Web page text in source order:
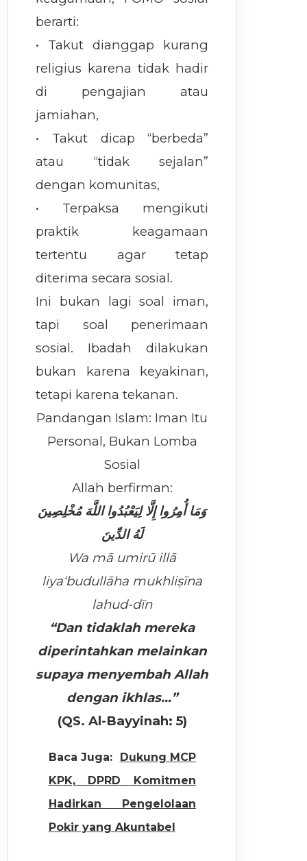
berarti:
• Takut dianggap kurang
religius karena tidak hadir
di pengajian atau
jamiahan,
• Takut dicap “berbeda”
atau “tidak sejalan”
dengan komunitas,
• Terpaksa mengikuti
praktik keagamaan
tertentu agar tetap
diterima secara sosial.
Ini bukan lagi soal iman,
tapi soal penerimaan
sosial. Ibadah dilakukan
bukan karena keyakinan,
tetapi karena tekanan.
Pandangan Islam: Iman Itu
Personal, Bukan Lomba
Sosial
Allah berfirman:
وَمَا أُمِرُوا إِلَّا لِيَعْبُدُوا اللَّهَ مُخْلِصِينَ
لَهُ الدِّينَ
Wa mā umirū illā
liya‘budullāha mukhliṣīna
lahud-dīn
“Dan tidaklah mereka
diperintahkan melainkan
supaya menyembah Allah
dengan ikhlas…”
(QS. Al-Bayyinah: 5)
Baca Juga:
Dukung MCP
KPK, DPRD Komitmen
Hadirkan Pengelolaan
Pokir yang Akuntabel